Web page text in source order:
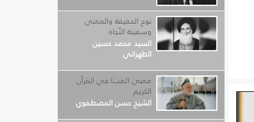
نوح الحقيقة والمعنى
وسفينة النّجاة
السيد محمد حسين
الطهراني
معنى (لفت) في القرآن
الكريم
الشيخ حسن المصطفوي